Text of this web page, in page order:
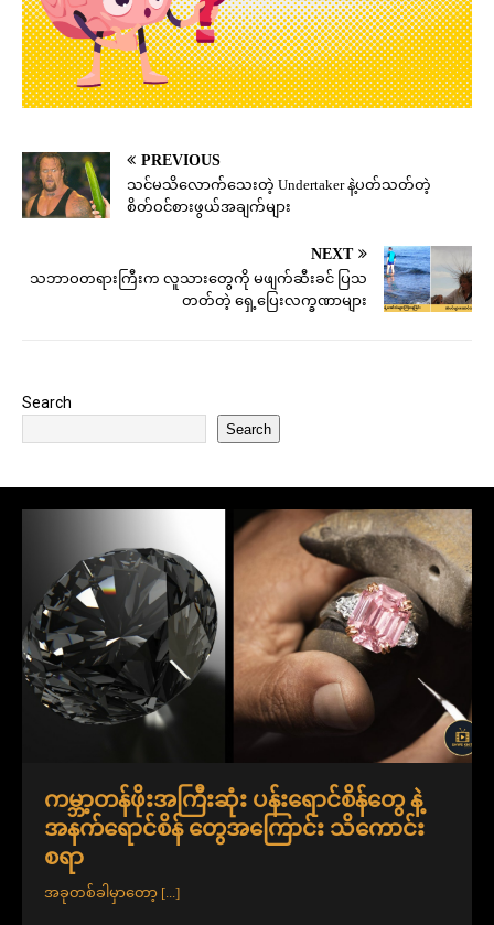
PREVIOUS
သင်မသိလောက်သေးတဲ့ Undertaker နဲ့ပတ်သတ်တဲ့
စိတ်ဝင်စားဖွယ်အချက်များ
NEXT
သဘာဝတရားကြီးက လူသားတွေကို မဖျက်ဆီးခင် ပြသ
တတ်တဲ့ ရှေ့ပြေးလက္ခဏာများ
Search
Search
ကမ္ဘာ့တန်ဖိုးအကြီးဆုံး ပန်းရောင်စိန်တွေ နဲ့
အနက်ရောင်စိန် တွေအကြောင်း သိကောင်း
စရာ
အခုတစ်ခါမှာတော့ [...]